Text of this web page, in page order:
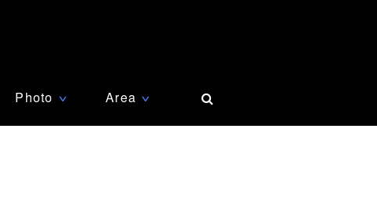
Photo ∨ Area ∨